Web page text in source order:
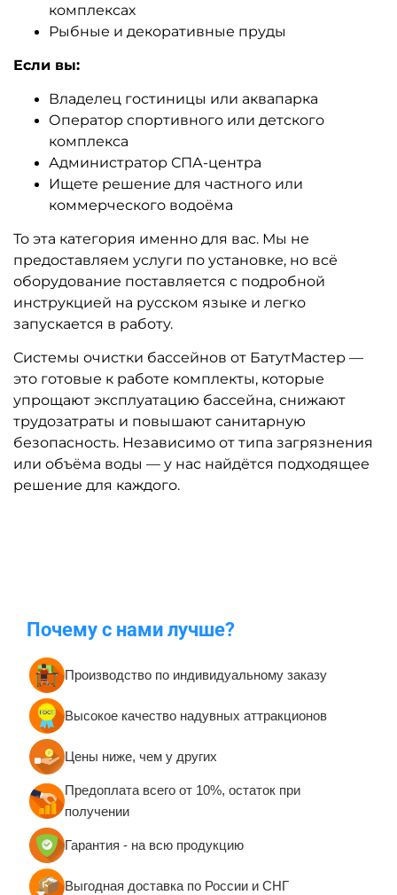
комплексах
Рыбные и декоративные пруды
Если вы:
Владелец гостиницы или аквапарка
Оператор спортивного или детского
комплекса
Администратор СПА-центра
Ищете решение для частного или
коммерческого водоёма
То эта категория именно для вас. Мы не
предоставляем услуги по установке, но всё
оборудование поставляется с подробной
инструкцией на русском языке и легко
запускается в работу.
Системы очистки бассейнов от БатутМастер —
это готовые к работе комплекты, которые
упрощают эксплуатацию бассейна, снижают
трудозатраты и повышают санитарную
безопасность. Независимо от типа загрязнения
или объёма воды — у нас найдётся подходящее
решение для каждого.
Почему с нами лучше?
Производство по индивидуальному заказу
Высокое качество надувных аттракционов
Цены ниже, чем у других
Предоплата всего от 10%, остаток при
получении
Гарантия - на всю продукцию
Выгодная доставка по России и СНГ